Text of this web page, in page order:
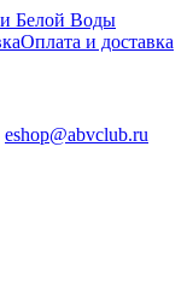
Оплата и доставка
eshop@abvclub.ru